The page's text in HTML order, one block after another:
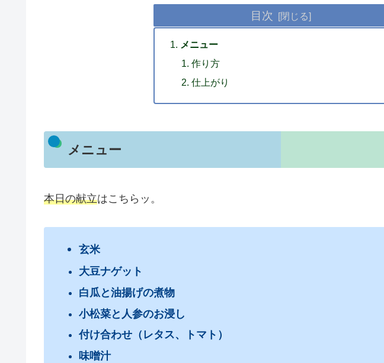
目次
メニュー
作り方
仕上がり
メニュー
本日の献立はこちらッ。
玄米
大豆ナゲット
白瓜と油揚げの煮物
小松菜と人参のお浸し
付け合わせ（レタス、トマト）
味噌汁